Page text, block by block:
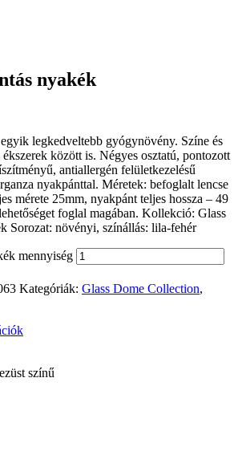
nyakék
legkedveltebb gyógynövény. Színe és
között is. Négyes osztatú, pontozott
antiallergén felületkezelésű
nyakpánttal. Méretek: befoglalt lencse
mérete 25mm, nyakpánt teljes hossza – 49
foglal magában. Kollekció: Glass
Sorozat: növényi, színállás: lila-fehér
mennyiség
Kategóriák: Glass Dome Collection,
színű